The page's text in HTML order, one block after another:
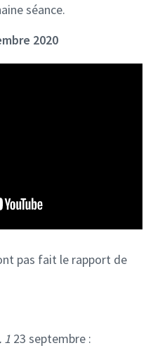
séance.
2020
pas fait le rapport de
1 23 septembre :